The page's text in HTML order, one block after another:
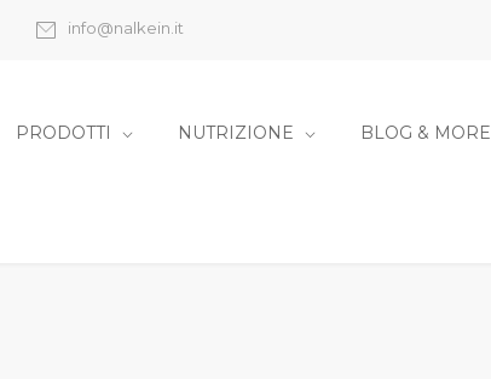
info@nalkein.it
PRODOTTI NUTRIZIONE BLOG & MORE